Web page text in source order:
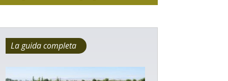
La guida completa